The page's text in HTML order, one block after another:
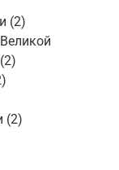
(2)
(2)